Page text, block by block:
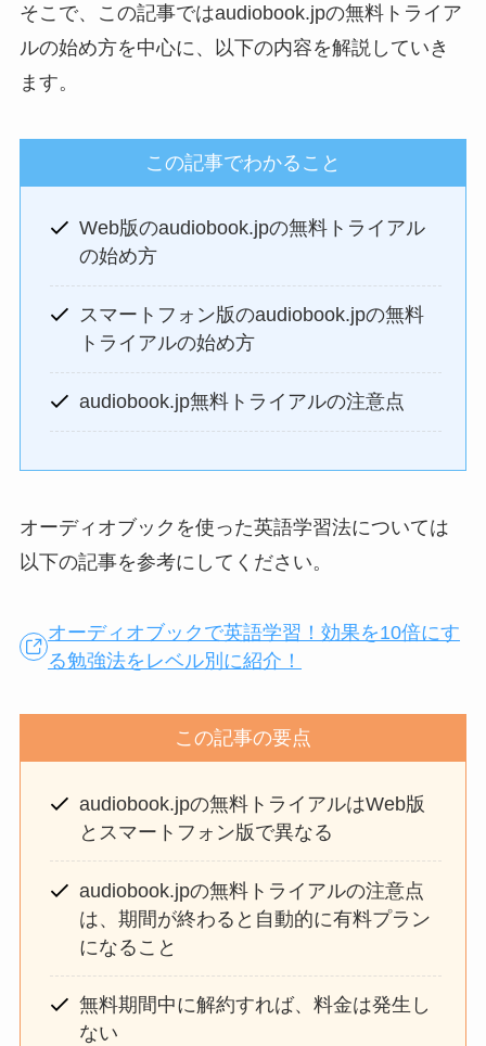
そこで、この記事ではaudiobook.jpの無料トライア
ルの始め方を中心に、以下の内容を解説していき
ます。
この記事でわかること
Web版のaudiobook.jpの無料トライアル
の始め方
スマートフォン版のaudiobook.jpの無料
トライアルの始め方
audiobook.jp無料トライアルの注意点
オーディオブックを使った英語学習法については
以下の記事を参考にしてください。
オーディオブックで英語学習！効果を10倍にす
る勉強法をレベル別に紹介！
この記事の要点
audiobook.jpの無料トライアルはWeb版
とスマートフォン版で異なる
audiobook.jpの無料トライアルの注意点
は、期間が終わると自動的に有料プラン
になること
無料期間中に解約すれば、料金は発生し
ない